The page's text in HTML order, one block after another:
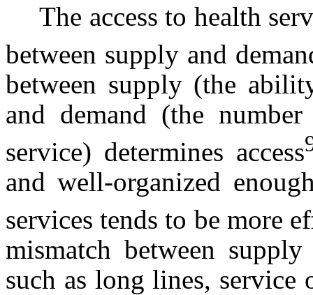
The access to health
between supply and
between supply (the
and demand (the
service) determines access
and well-organized
services tends to be more
mismatch between
such as long lines, service